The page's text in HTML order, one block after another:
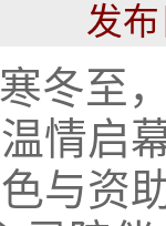
发
寒冬至
情启
与资